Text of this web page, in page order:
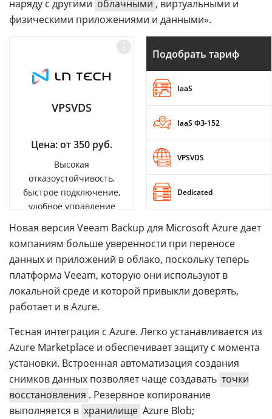
наряду с другими облачными , виртуальными и
физическими приложениями и данными».
VPSVDS
Цена: от 350 руб.
Высокая
отказоустойчивость,
быстрое подключение,
удобное управление
Подобрать тариф
IaaS
IaaS ФЗ-152
VPSVDS
Dedicated
Новая версия Veeam Backup для Microsoft Azure дает
компаниям больше уверенности при переносе
данных и приложений в облако, поскольку теперь
платформа Veeam, которую они используют в
локальной среде и которой привыкли доверять,
работает и в Azure.
Тесная интеграция с Azure. Легко устанавливается из
Azure Marketplace и обеспечивает защиту с момента
установки. Встроенная автоматизация создания
снимков данных позволяет чаще создавать точки
восстановления . Резервное копирование
выполняется в хранилище Azure Blob;